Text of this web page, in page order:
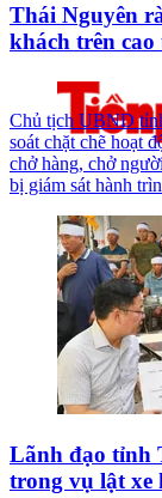
Thái Nguyên
khách trên cao
Chủ tịch UBND
soát chặt chẽ hoạt
chở hàng, chở
bị giám sát hành
Lãnh đạo tỉnh
trong vụ lật xe